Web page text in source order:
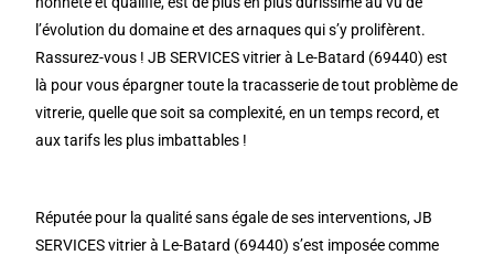
l’évolution du domaine et des arnaques qui s’y prolifèrent.
Rassurez-vous ! JB SERVICES vitrier à Le-Batard (69440) est
là pour vous épargner toute la tracasserie de tout problème de
vitrerie, quelle que soit sa complexité, en un temps record, et
aux tarifs les plus imbattables !
Réputée pour la qualité sans égale de ses interventions, JB
SERVICES vitrier à Le-Batard (69440) s’est imposée comme